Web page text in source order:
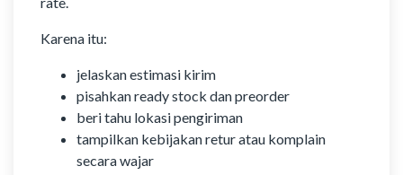
Karena itu:
jelaskan estimasi kirim
pisahkan ready stock dan preorder
beri tahu lokasi pengiriman
tampilkan kebijakan retur atau komplain
secara wajar